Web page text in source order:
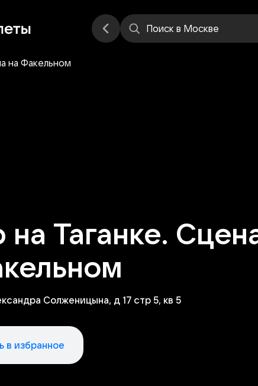
Поиск в Москве
на Таганке.
Солженицына, д 17 стр 5, кв 5
в избранное